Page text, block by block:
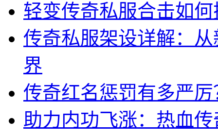
轻变传奇私服合击如
传奇私服架设详解：
界
传奇红名惩罚有多严厉
助力内功飞涨：热血